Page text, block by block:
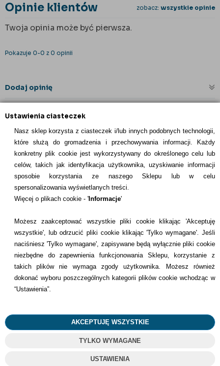
Ustawienia ciasteczek
Nasz sklep korzysta z ciasteczek i/lub innych podobnych technologii,
które służą do gromadzenia i przechowywania informacji. Każdy
konkretny plik cookie jest wykorzystywany do określonego celu lub
celów, takich jak identyfikacja użytkownika, uzyskiwanie informacji
sposobie korzystania ze naszego Sklepu lub w celu
spersonalizowania wyświetlanych treści.
Więcej o plikach cookie - 'Informacje'
Możesz zaakceptować wszystkie pliki cookie klikając 'Akceptuję
wszystkie', lub odrzucić pliki cookie klikając 'Tylko wymagane'. Jeśli
naciśniesz 'Tylko wymagane', zapisywane będą wyłącznie pliki cookie
niezbędne do zapewnienia funkcjonowania Sklepu, korzystanie z
takich plików nie wymaga zgody użytkownika. Możesz również
dokonać wyboru poszczególnych kategorii plików cookie wchodząc w
“Ustawienia”.
AKCEPTUJĘ WSZYSTKIE
TYLKO WYMAGANE
USTAWIENIA
Opinie klientów zobacz: wszystkie opinie
Twoja opinia może być pierwsza.
Pokazuje 0-0 z 0 opinii
Dodaj opinię
INFORMACJE KONTAKTOWE
Informacje
Dostawcy
Kontakt
+48 22 113 4446
Wszelkie Prawa Zastrzeżone
Projekt i oprogramowanie sklepu: